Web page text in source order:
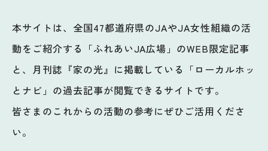
本サイトは、全国47都道府県のJAやJA女性組織の活
動をご紹介する「ふれあいJA広場」のWEB限定記事
と、月刊誌『家の光』に掲載している「ローカルホッ
とナビ」の過去記事が閲覧できるサイトです。
皆さまのこれからの活動の参考にぜひご活用くださ
い。